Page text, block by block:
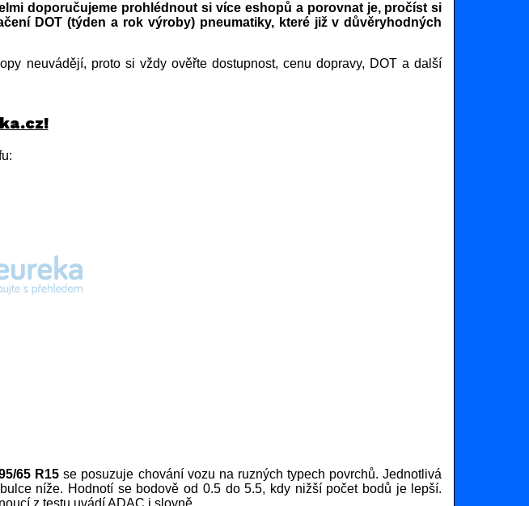
doporučujeme prohlédnout si více eshopů a porovnat je, pročíst si
DOT (týden a rok výroby) pneumatiky, které již v důvěryhodných
neuvádějí, proto si vždy ověřte dostupnost, cenu dopravy, DOT a další
65 R15 se posuzuje chování vozu na ruzných typech povrchů. Jednotlivá
níže. Hodnotí se bodově od 0.5 do 5.5, kdy nižší počet bodů je lepší.